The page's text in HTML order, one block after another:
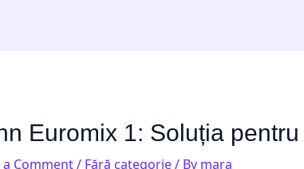
Euromix 1: Soluția
a Comment/ Fără categorie/ By mara